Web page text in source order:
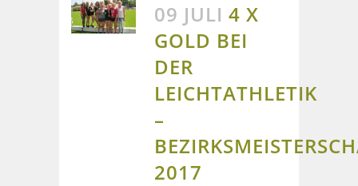
09 JULI 4 X
GOLD BEI
DER
LEICHTATHLETIK
–
2017